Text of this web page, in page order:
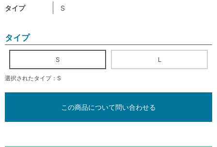
タイプ S
タイプ
S L
選択されたタイプ：S
この商品について問い合わせる